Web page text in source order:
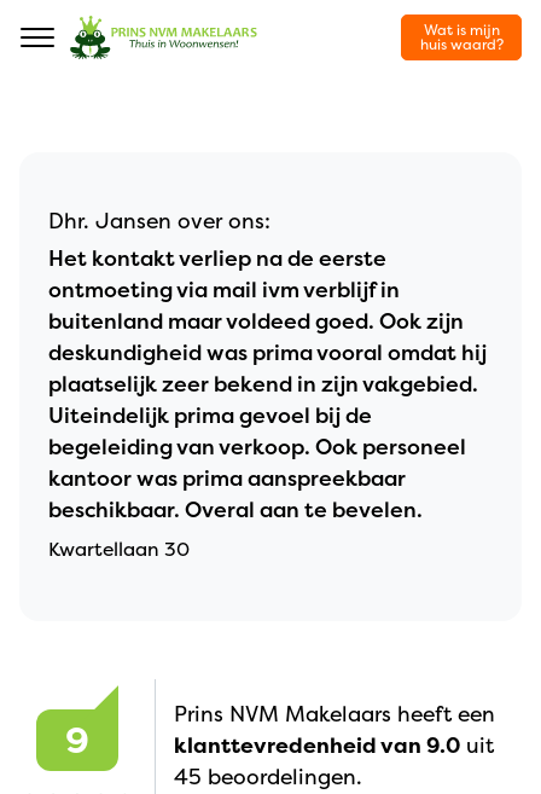
Navigation
Wat is mijn
huis waard?
Dhr. Jansen over ons:
Het kontakt verliep na de eerste
ontmoeting via mail ivm verblijf in
buitenland maar voldeed goed. Ook zijn
deskundigheid was prima vooral omdat hij
plaatselijk zeer bekend in zijn vakgebied.
Uiteindelijk prima gevoel bij de
begeleiding van verkoop. Ook personeel
kantoor was prima aanspreekbaar
beschikbaar. Overal aan te bevelen.
Kwartellaan 30
9
Prins NVM Makelaars heeft een
klanttevredenheid van 9.0 uit
45 beoordelingen.